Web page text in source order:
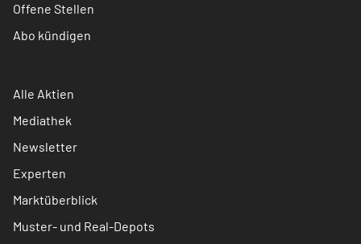
Offene Stellen
Abo kündigen
Alle Aktien
Mediathek
Newsletter
Experten
Marktüberblick
Muster- und Real-Depots